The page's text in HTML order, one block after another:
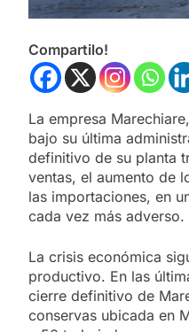
Compartilo!
La empresa
bajo su última
definitivo de su planta
ventas, el aumento de
las importaciones, en
cada vez más adverso.
La crisis económica
productivo. En las
cierre definitivo de
conservas ubicada en